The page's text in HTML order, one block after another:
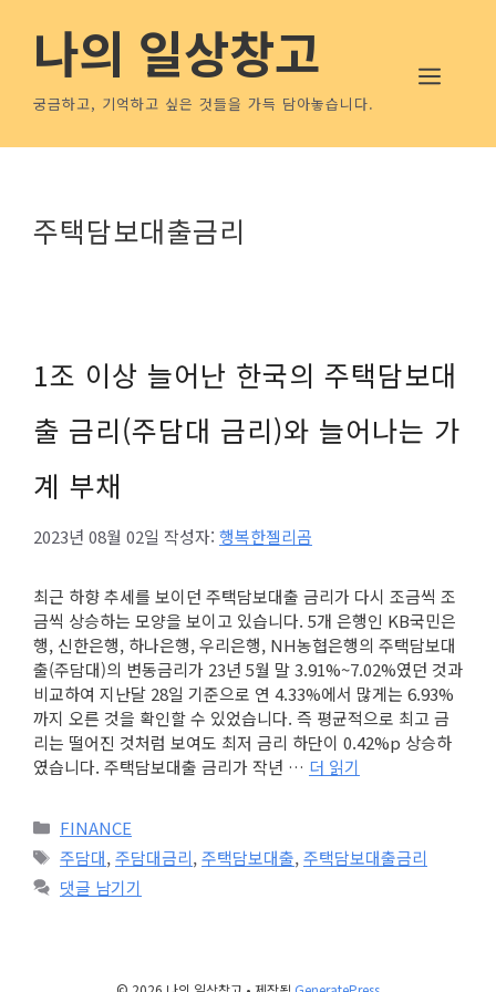
나의 일상창고
궁금하고, 기억하고 싶은 것들을 가득 담아놓습니다.
메뉴
주택담보대출금리
1조 이상 늘어난 한국의 주택담보대
출 금리(주담대 금리)와 늘어나는 가
계 부채
2023년 08월 02일 작성자: 행복한젤리곰
최근 하향 추세를 보이던 주택담보대출 금리가 다시 조금씩 조
금씩 상승하는 모양을 보이고 있습니다. 5개 은행인 KB국민은
행, 신한은행, 하나은행, 우리은행, NH농협은행의 주택담보대
출(주담대)의 변동금리가 23년 5월 말 3.91%~7.02%였던 것과
비교하여 지난달 28일 기준으로 연 4.33%에서 많게는 6.93%
까지 오른 것을 확인할 수 있었습니다. 즉 평균적으로 최고 금
리는 떨어진 것처럼 보여도 최저 금리 하단이 0.42%p 상승하
였습니다. 주택담보대출 금리가 작년 … 더 읽기
카
테
고
리
FINANCE
태
그
주담대, 주담대금리, 주택담보대출, 주택담보대출금리
댓글 남기기